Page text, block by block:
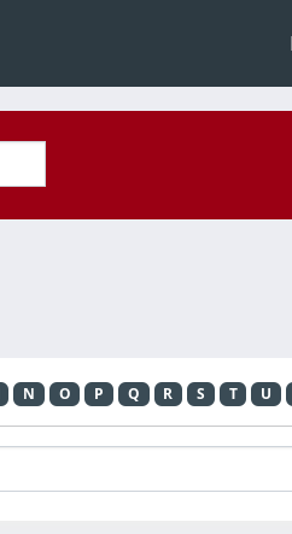
N O P Q R S T U